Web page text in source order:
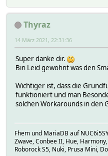
Thyraz
14 März 2021, 22:31:36
Super danke dir.
Bin Leid gewohnt was den
Wichtiger ist, dass die
funktioniert und man
solchen Workarounds in den
Fhem und MariaDB auf
Zwave, Conbee II, Hue,
Roborock S5, Nuki, Prusa Mini,